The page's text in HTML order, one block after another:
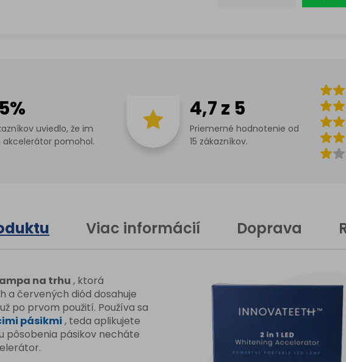
Price-
<bdi>
</
</
uviedlo, že im
akcelerátor pomohol.
4,7 z 5
Priemerné hodnotenie od
15 zákazníkov.
Viac informácií Doprava
na trhu , ktorá
a červených diód dosahuje
po prvom použití. Používa sa
pásikmi , teda aplikujete
pôsobenia pásikov necháte